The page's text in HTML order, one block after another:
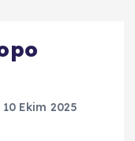
10 Ekim 2025